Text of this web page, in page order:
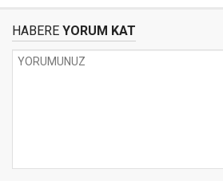
HABERE YORUM KAT